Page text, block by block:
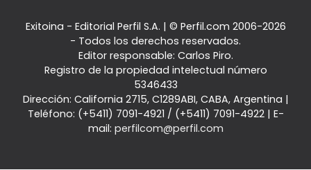
Exitoina - Editorial Perfil S.A. | © Perfil.com 2006-2026
- Todos los derechos reservados.
Editor responsable: Carlos Piro.
Registro de la propiedad intelectual número
5346433
Dirección: California 2715, C1289ABI, CABA, Argentina |
Teléfono: (+5411) 7091-4921 / (+5411) 7091-4922| E-
mail: perfilcom@perfil.com